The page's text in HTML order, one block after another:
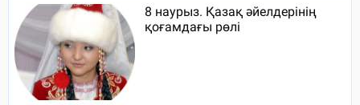
8 наурыз. Қазақ әйелдерінің
қоғамдағы рөлі